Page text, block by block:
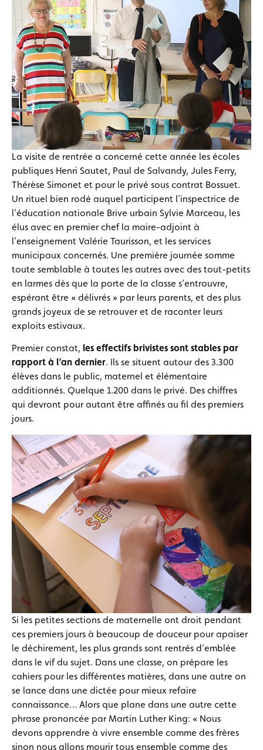
La visite de rentrée a concerné cette année les écoles
publiques Henri Sautet, Paul de Salvandy, Jules Ferry,
Thérèse Simonet et pour le privé sous contrat Bossuet.
Un rituel bien rodé auquel participent l’inspectrice de
l’éducation nationale Brive urbain Sylvie Marceau, les
élus avec en premier chef la maire-adjoint à
l’enseignement Valérie Taurisson, et les services
municipaux concernés. Une première journée somme
toute semblable à toutes les autres avec des tout-petits
en larmes dès que la porte de la classe s’entrouvre,
espérant être « délivrés » par leurs parents, et des plus
grands joyeux de se retrouver et de raconter leurs
exploits estivaux.
Premier constat, les effectifs brivistes sont stables par
rapport à l’an dernier. Ils se situent autour des 3.300
élèves dans le public, maternel et élémentaire
additionnés. Quelque 1.200 dans le privé. Des chiffres
qui devront pour autant être affinés au fil des premiers
jours.
Si les petites sections de maternelle ont droit pendant
ces premiers jours à beaucoup de douceur pour apaiser
le déchirement, les plus grands sont rentrés d’emblée
dans le vif du sujet. Dans une classe, on prépare les
cahiers pour les différentes matières, dans une autre on
se lance dans une dictée pour mieux refaire
connaissance… Alors que plane dans une autre cette
phrase prononcée par Martin Luther King: « Nous
devons apprendre à vivre ensemble comme des frères
sinon nous allons mourir tous ensemble comme des